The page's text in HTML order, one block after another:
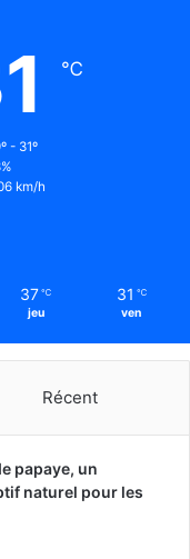
℃
- 31º
km/h
37 ℃
jeu
31 ℃
ven
Récent
papaye, un
naturel pour les